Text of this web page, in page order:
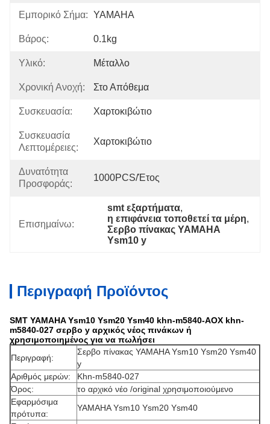
Εμπορικό Σήμα: YAMAHA
Βάρος: 0.1kg
Υλικό: Μέταλλο
Χρονική Ανοχή: Στο Απόθεμα
Συσκευασία: Χαρτοκιβώτιο
Συσκευασία
Λεπτομέρειες:
Χαρτοκιβώτιο
Δυνατότητα
Προσφοράς:
1000PCS/έτος
Επισημαίνω:
smt εξαρτήματα,
η επιφάνεια τοποθετεί τα μέρη
Σερβο πίνακας YAMAHA
Ysm10 y
Περιγραφή Προϊόντος
SMT YAMAHA Ysm10 Ysm20 Ysm40 khn-m5840-AOX khn-
m5840-027 σερβο y αρχικός νέος πινάκων ή
χρησιμοποιημένος για να πωλήσει
Περιγραφή:
Σερβο πίνακας YAMAHA Ysm10 Ysm20 Ysm40
y
Αριθμός μερών:
Khn-m5840-027
Όρος:
το αρχικό νέο /original χρησιμοποιούμενο
Εφαρμόσιμα
πρότυπα:
YAMAHA Ysm10 Ysm20 Ysm40